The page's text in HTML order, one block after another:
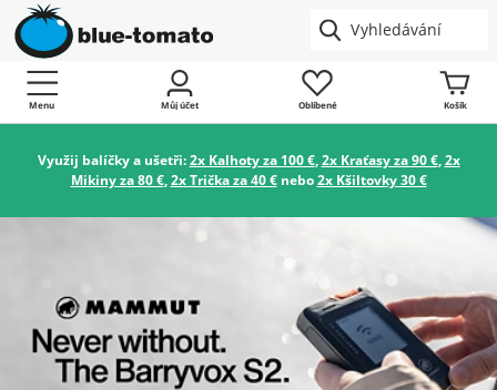
Menu Můj účet Oblíbené Košík
Využij balíčky a ušetři:2x Kalhoty za 100 €,2x Kraťasy za 90 €,2x
Mikiny za 80 €,2x Trička za 40 €nebo2x Kšiltovky 30 €